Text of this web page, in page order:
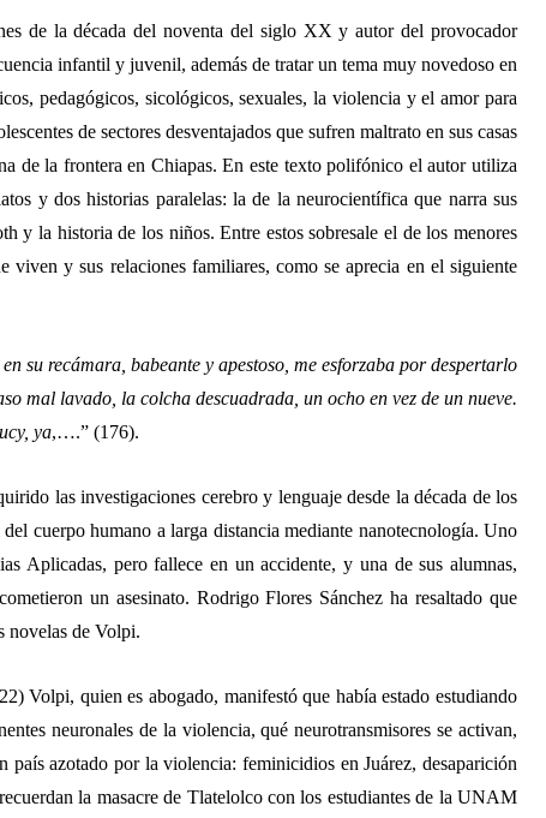
de la década del noventa del siglo XX y autor del provocador
infantil y juvenil, además de tratar un tema muy novedoso en
pedagógicos, sicológicos, sexuales, la violencia y el amor para
de sectores desventajados que sufren maltrato en sus casas
de la frontera en Chiapas. En este texto polifónico el autor utiliza
y dos historias paralelas: la de la neurocientífica que narra sus
y la historia de los niños. Entre estos sobresale el de los menores
y sus relaciones familiares, como se aprecia en el siguiente
su recámara, babeante y apestoso, me esforzaba por despertarlo
mal lavado, la colcha descuadrada, un ocho en vez de un nueve.
ya,….” (176).
las investigaciones cerebro y lenguaje desde la década de los
cuerpo humano a larga distancia mediante nanotecnología. Uno
Aplicadas, pero fallece en un accidente, y una de sus alumnas,
un asesinato. Rodrigo Flores Sánchez ha resaltado que
novelas de Volpi.
Volpi, quien es abogado, manifestó que había estado estudiando
neuronales de la violencia, qué neurotransmisores se activan,
país azotado por la violencia: feminicidios en Juárez, desaparición
la masacre de Tlatelolco con los estudiantes de la UNAM